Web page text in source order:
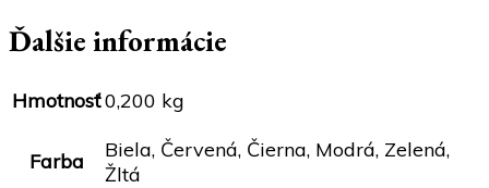
Ďalšie informácie
Hmotnosť0,200 kg
Farba
Biela, Červená, Čierna, Modrá, Zelená,
Žltá